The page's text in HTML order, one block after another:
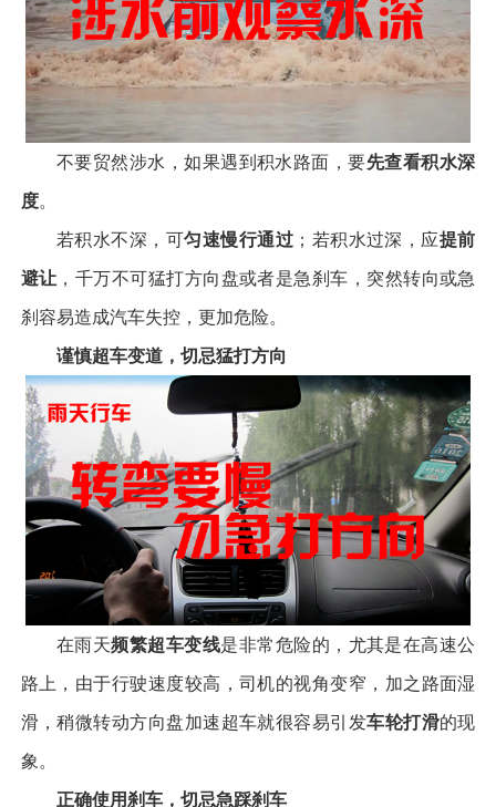
不要贸然涉水，如果遇到积水路面，要先查看积水深
度。
若积水不深，可匀速慢行通过 ；若积水过深，应提前
避让 ，千万不可猛打方向盘或者是急刹车，突然转向或急
刹容易造成汽车失控，更加危险。
谨慎超车变道，切忌猛打方向
在雨天频繁超车变线是非常危险的，尤其是在高速公
路上，由于行驶速度较高，司机的视角变窄，加之路面湿
滑，稍微转动方向盘加速超车就很容易引发车轮打滑的现
象。
正确使用刹车，切忌急踩刹车